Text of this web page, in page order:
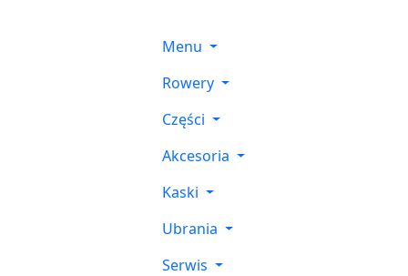
Menu
Rowery
Części
Akcesoria
Kaski
Ubrania
Serwis